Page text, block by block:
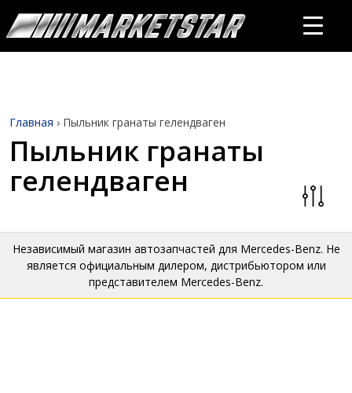
Главная › Пыльник гранаты гелендваген
Пыльник гранаты
гелендваген
Независимый магазин автозапчастей для Mercedes-Benz. Не
является официальным дилером, дистрибьютором или
представителем Mercedes-Benz.